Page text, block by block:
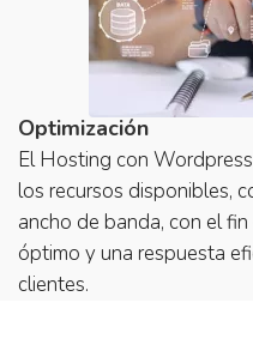
Optimización
El Hosting con
los recursos disponibles,
ancho de banda, con el
óptimo y una respuesta
clientes.